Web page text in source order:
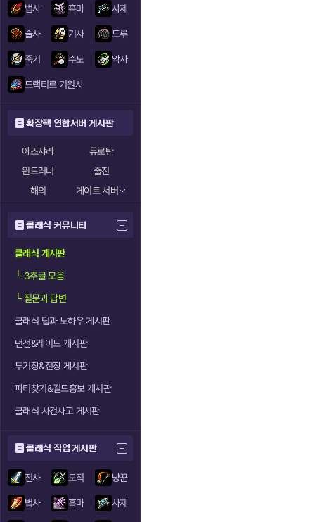
법사 흑마 사제
술사 기사 드루
죽기 수도 악사
드랙티르 기원사
확장팩 연합서버 게시판
아즈샤라
듀로탄
윈드러너
줄진
해외
게이트 서버
클래식 커뮤니티
클래식 게시판
└3추글 모음
└질문과 답변
클래식 팁과 노하우 게시판
던전&레이드 게시판
투기장&전장 게시판
파티찾기&길드홍보 게시판
클래식 사건사고 게시판
클래식 직업 게시판
전사 도적 냥꾼
법사 흑마 사제